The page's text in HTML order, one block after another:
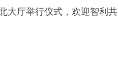
大厅举行仪式，欢迎智利共